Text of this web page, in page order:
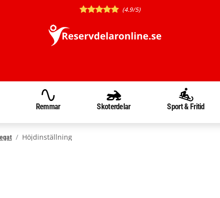
(4.9/5)
Remmar Skoterdelar Sport & Fritid
Höjdinställning